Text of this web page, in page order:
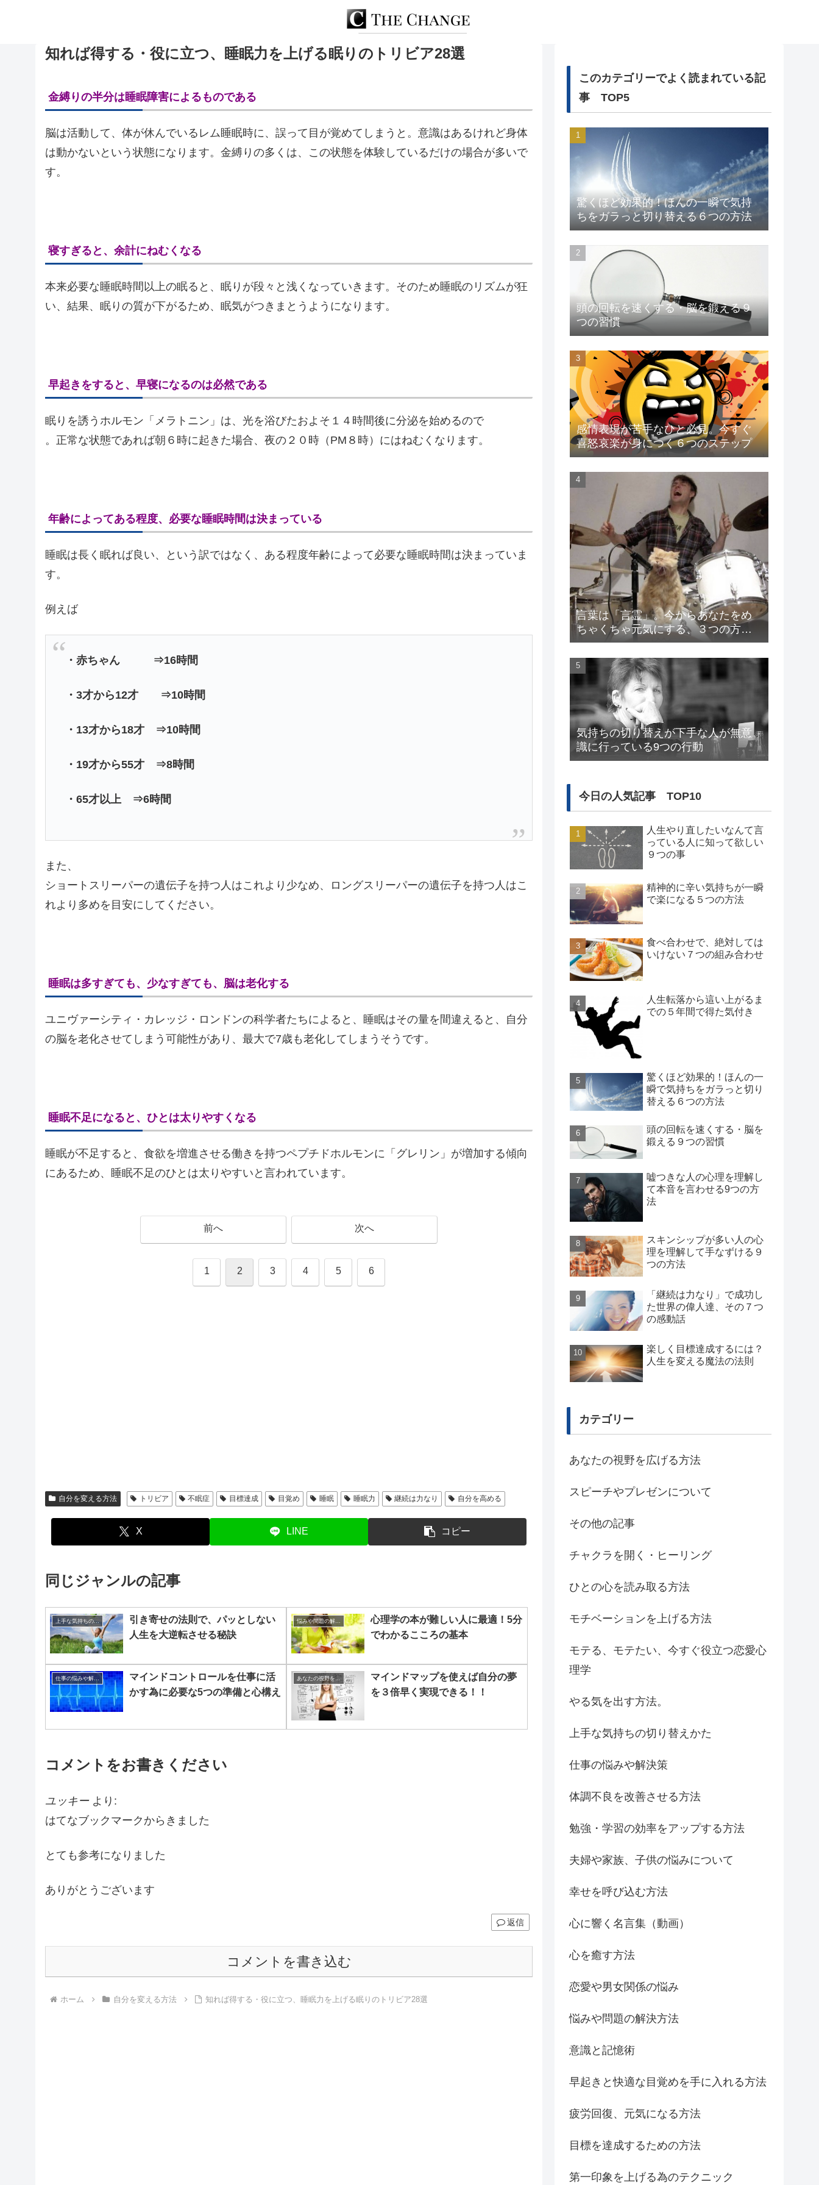
知れば得する・役に立つ、睡眠力を上げる眠りのトリビア28選
金縛りの半分は睡眠障害によるものである
脳は活動して、体が休んでいるレム睡眠時に、誤って目が覚めてしまうと。意識はあるけれど身体
は動かないという状態になります。金縛りの多くは、この状態を体験しているだけの場合が多いで
す。
寝すぎると、余計にねむくなる
本来必要な睡眠時間以上の眠ると、眠りが段々と浅くなっていきます。そのため睡眠のリズムが狂
い、結果、眠りの質が下がるため、眠気がつきまとうようになります。
早起きをすると、早寝になるのは必然である
眠りを誘うホルモン「メラトニン」は、光を浴びたおよそ１４時間後に分泌を始めるので
。正常な状態であれば朝６時に起きた場合、夜の２０時（PM８時）にはねむくなります。
年齢によってある程度、必要な睡眠時間は決まっている
睡眠は長く眠れば良い、という訳ではなく、ある程度年齢によって必要な睡眠時間は決まっていま
す。
例えば
・赤ちゃん ⇒16時間
・3才から12才 ⇒10時間
・13才から18才 ⇒10時間
・19才から55才 ⇒8時間
・65才以上 ⇒6時間
また、
ショートスリーパーの遺伝子を持つ人はこれより少なめ、ロングスリーパーの遺伝子を持つ人はこ
れより多めを目安にしてください。
睡眠は多すぎても、少なすぎても、脳は老化する
ユニヴァーシティ・カレッジ・ロンドンの科学者たちによると、睡眠はその量を間違えると、自分
の脳を老化させてしまう可能性があり、最大で7歳も老化してしまうそうです。
睡眠不足になると、ひとは太りやすくなる
睡眠が不足すると、食欲を増進させる働きを持つペプチドホルモンに「グレリン」が増加する傾向
にあるため、睡眠不足のひとは太りやすいと言われています。
前へ 次へ
1 2 3 4 5 6
自分を変える方法 トリビア 不眠症 目標達成 目覚め 睡眠 睡眠力 継続は力なり 自分を高める
X LINE コピー
同じジャンルの記事
上手な気持ちの切り替えかた
引き寄せの法則で、パッとしない
人生を大逆転させる秘訣
悩みや問題の解決方法
心理学の本が難しい人に最適！5分
でわかるこころの基本
仕事の悩みや解決策
マインドコントロールを仕事に活
かす為に必要な5つの準備と心構え
あなたの視野を広げる方法
マインドマップを使えば自分の夢
を３倍早く実現できる！！
コメントをお書きください
ユッキー より:
はてなブックマークからきました
とても参考になりました
ありがとうございます
返信
コメントを書き込む
ホーム 自分を変える方法 知れば得する・役に立つ、睡眠力を上げる眠りのトリビア28選
このカテゴリーでよく読まれている記
事 TOP5
驚くほど効果的！ほんの一瞬で気持
ちをガラっと切り替える６つの方法
頭の回転を速くする・脳を鍛える９
つの習慣
感情表現が苦手なひと必見。今すぐ
喜怒哀楽が身につく６つのステップ
言葉は「言霊」。今からあなたをめ
ちゃくちゃ元気にする、３つの方
法。
気持ちの切り替えが下手な人が無意
識に行っている9つの行動
今日の人気記事 TOP10
人生やり直したいなんて言
っている人に知って欲しい
９つの事
精神的に辛い気持ちが一瞬
で楽になる５つの方法
食べ合わせで、絶対しては
いけない７つの組み合わせ
人生転落から這い上がるま
での５年間で得た気付き
驚くほど効果的！ほんの一
瞬で気持ちをガラっと切り
替える６つの方法
頭の回転を速くする・脳を
鍛える９つの習慣
嘘つきな人の心理を理解し
て本音を言わせる9つの方
法
スキンシップが多い人の心
理を理解して手なずける９
つの方法
「継続は力なり」で成功し
た世界の偉人達、その７つ
の感動話
楽しく目標達成するには？
人生を変える魔法の法則
カテゴリー
あなたの視野を広げる方法
スピーチやプレゼンについて
その他の記事
チャクラを開く・ヒーリング
ひとの心を読み取る方法
モチベーションを上げる方法
モテる、モテたい、今すぐ役立つ恋愛心
理学
やる気を出す方法。
上手な気持ちの切り替えかた
仕事の悩みや解決策
体調不良を改善させる方法
勉強・学習の効率をアップする方法
夫婦や家族、子供の悩みについて
幸せを呼び込む方法
心に響く名言集（動画）
心を癒す方法
恋愛や男女関係の悩み
悩みや問題の解決方法
意識と記憶術
早起きと快適な目覚めを手に入れる方法
疲労回復、元気になる方法
目標を達成するための方法
第一印象を上げる為のテクニック